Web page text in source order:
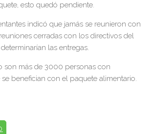
esto quedó pendiente.
indicó que jamás se reunieron con
cerradas con los directivos del
las entregas.
son más de 3000 personas con
benefician con el paquete alimentario.